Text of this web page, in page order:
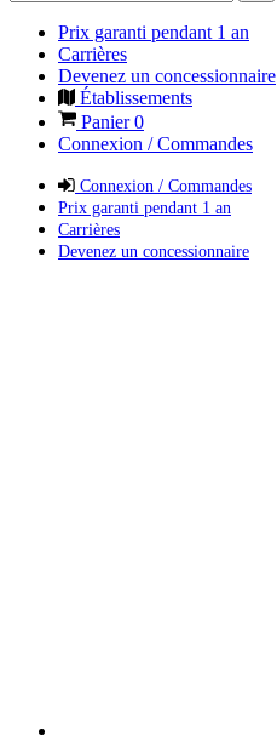
Prix garanti pendant 1 an
Carrières
Devenez un concessionnaire
Établissements
Panier0
Connexion / Commandes
Connexion / Commandes
Prix garanti pendant 1 an
Carrières
Devenez un concessionnaire